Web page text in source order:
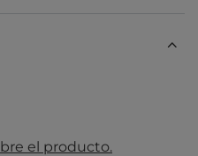
el producto.